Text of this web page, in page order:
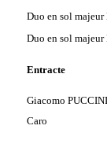
Duo en sol majeur
Duo en sol majeur
Entracte
Giacomo
Caro